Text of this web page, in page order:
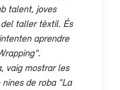
talent, joves
taller tèxtil. És
aprendre
vaig mostrar les
de roba "La